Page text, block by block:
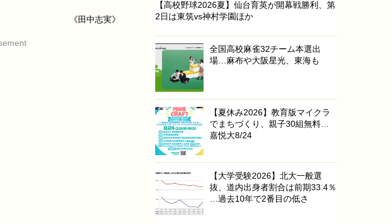
《田中志実》
【高校野球2026夏】仙台育英が開幕戦勝利、第
2日は東筑vs神村学園ほか
全国高校麻雀32チーム本選出
場…麻布や大阪星光、東海も
【夏休み2026】教育版マイクラ
でまちづくり、親子30組無料…
嘉悦大8/24
【大学受験2026】北大一般選
抜、道内出身者割合は前期33.4％
…過去10年で2番目の低さ